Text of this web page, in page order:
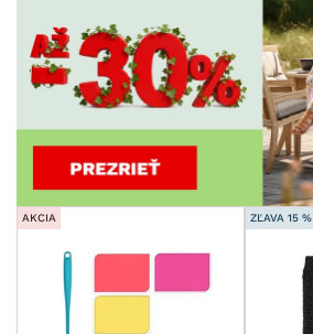
AKCIA ZĽAVA 15 %